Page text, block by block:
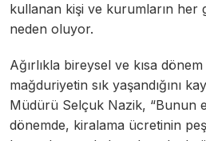
kullanan kişi ve kurumların her
neden oluyor.
Ağırlıkla bireysel ve kısa
mağduriyetin sık yaşandığını
Müdürü Selçuk Nazik, “Bunun
dönemde, kiralama ücretinin